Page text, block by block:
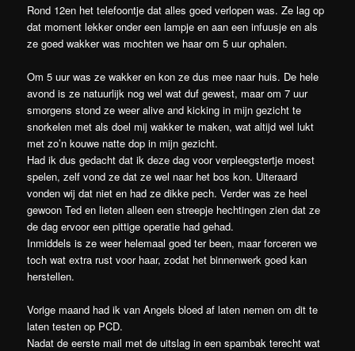
Rond 12en het telefoontje dat alles goed verlopen was. Ze lag op
dat moment lekker onder een lampje en aan een infuusje en als
ze goed wakker was mochten we haar om 5 uur ophalen.
Om 5 uur was ze wakker en kon ze dus mee naar huis. De hele
avond is ze natuurlijk nog wel wat duf gewest, maar om 7 uur
smorgens stond ze weer alive and kicking in mijn gezicht te
snorkelen met als doel mij wakker te maken, wat altijd wel lukt
met zo’n kouwe natte dop in mijn gezicht.
Had ik dus gedacht dat ik deze dag voor verpleegstertje moest
spelen, zelf vond ze dat ze wel naar het bos kon. Uiteraard
vonden wij dat niet en had ze dikke pech. Verder was ze heel
gewoon Ted en lieten alleen een streepje hechtingen zien dat ze
de dag ervoor een pittige operatie had gehad.
Inmiddels is ze weer helemaal goed ter been, maar forceren we
toch wat extra rust voor haar, zodat het binnenwerk goed kan
herstellen.
Vorige maand had ik van Angels bloed af laten nemen om dit te
laten testen op PCD.
Nadat de eerste mail met de uitslag in een spambak terecht wat